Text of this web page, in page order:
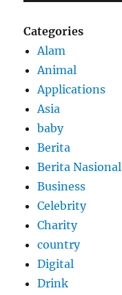
Categories
Alam
Animal
Applications
Asia
baby
Berita
Berita Nasional
Business
Celebrity
Charity
country
Digital
Drink